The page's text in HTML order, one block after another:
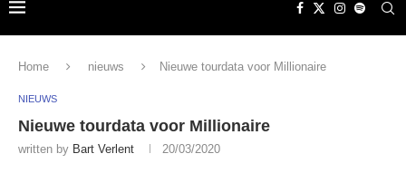
Home nieuws Nieuwe tourdata voor Millionaire
NIEUWS
Nieuwe tourdata voor Millionaire
written by Bart Verlent 20/03/2020